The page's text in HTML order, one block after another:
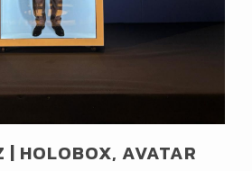
| HOLOBOX, AVATAR